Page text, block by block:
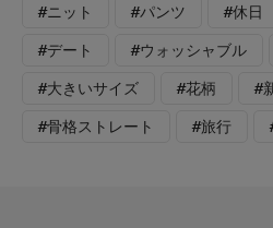
#ニット #パンツ #休日
#デート #ウォッシャブル
#大きいサイズ #花柄 #
#骨格ストレート #旅行